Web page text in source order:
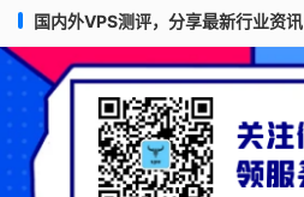
国内外VPS测评，分享最新行业资讯